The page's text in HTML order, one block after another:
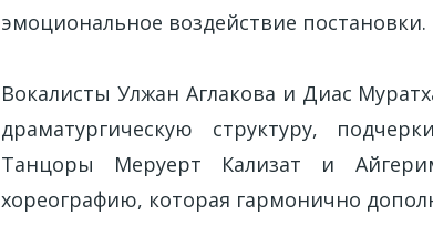
эмоциональное воздействие постановки.
Вокалисты Улжан Аглакова и Диас
драматургическую структуру,
Танцоры Меруерт Кализат и
хореографию, которая гармонично